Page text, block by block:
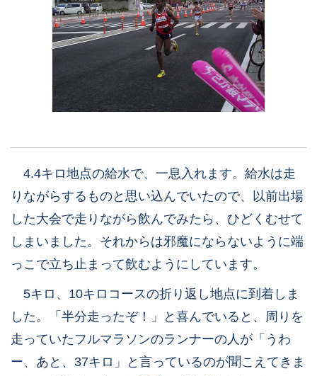
4.4キロ地点の給水で、一息入れます。給水は走
りながらするものと思い込んでいたので、以前出場
した大会で走りながら飲んでみたら、ひどくむせて
しまいました。それからは邪魔にならないように端
っこで立ち止まって飲むようにしています。
5キロ、10キロコースの折り返し地点に到着しま
した。「半分走ったぞ！」と喜んでいると、周りを
走っていたフルマラソンのランナーの人が「うわ
ー、あと、37キロ」と言っているのが聞こえてきま